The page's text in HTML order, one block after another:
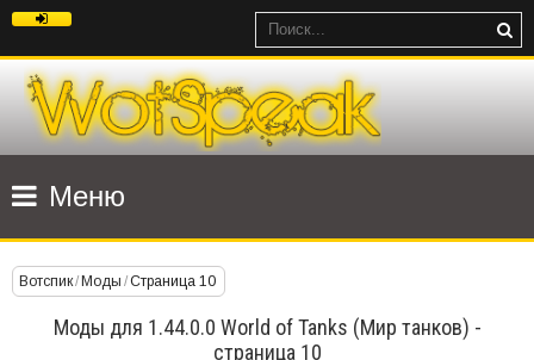
Меню
Вотспик/ Моды /Страница 10
Моды для 1.44.0.0 World of Tanks (Мир танков) -
страница 10